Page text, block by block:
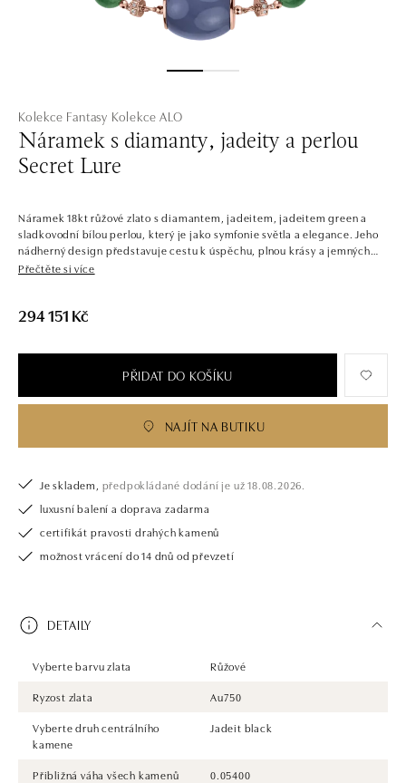
Kolekce Fantasy Kolekce ALO
Náramek s diamanty, jadeity a perlou
Secret Lure
Náramek 18kt růžové zlato s diamantem, jadeitem, jadeitem green a
sladkovodní bílou perlou, který je jako symfonie světla a elegance. Jeho
nádherný design představuje cestu k úspěchu, plnou krásy a jemných
tónů. Šperk je součástí kolekce Fantasy.
představivosti. Kombinace barevných kamenů daly vzniknout unikátním
podtrhne vaši individualitu a kreativitu.
drahých kamenů už téměř 30 let. Každý šperk je tak originál a je také
opatřen certifikátem pravosti a dodán v luxusním balení. Ať už vybíráte
námi pouze šperk, ale také chytrou investici.
Přečtěte si více
294 151 Kč
PŘIDAT DO KOŠÍKU
NAJÍT NA BUTIKU
Je skladem, předpokládané dodání je už 18.08.2026.
luxusní balení a doprava zadarma
certifikát pravosti drahých kamenů
možnost vrácení do 14 dnů od převzetí
DETAILY
Vyberte barvu zlata
Růžové
Ryzost zlata
Au750
Vyberte druh centrálního
kamene
Jadeit black
Přibližná váha všech kamenů
0.05400